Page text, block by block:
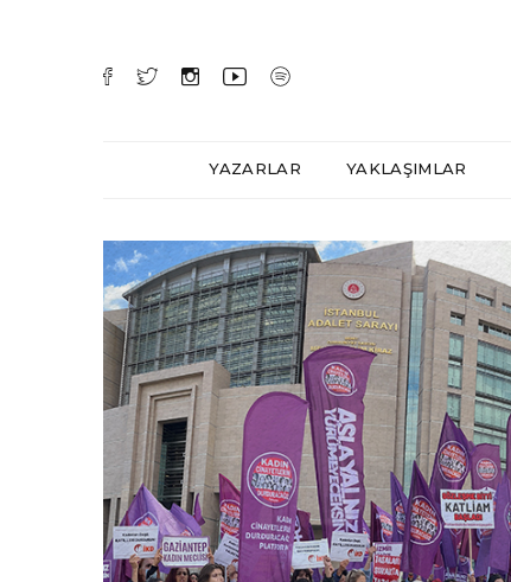
YAZARLAR YAKLAŞIMLAR